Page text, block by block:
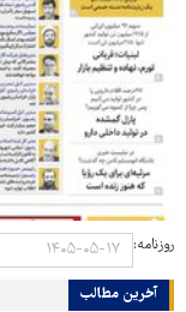
روزنامه:
آخرین مطالب